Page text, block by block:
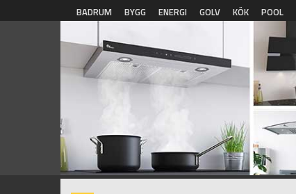
Hoppa till huvudinnehåll
BADRUM BYGG ENERGI GOLV KÖK POOL